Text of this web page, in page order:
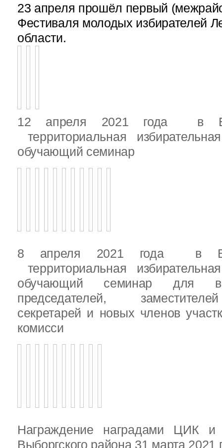
23 апреля прошёл первый
Фестиваля молодых избирателей
области.
12 апреля 2021 года в
территориальная
обучающий семинар
8 апреля 2021 года в
территориальная
обучающий семинар для
председателей,
секретарей и новых членов
комисси
Награждение наградами ЦИК
Выборгского района 31 марта 2021